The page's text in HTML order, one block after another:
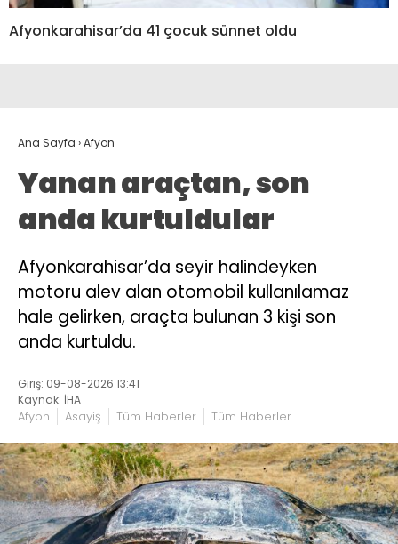
Afyonkarahisar’da 41 çocuk sünnet oldu
Ana Sayfa ›Afyon
Yanan araçtan, son
anda kurtuldular
Afyonkarahisar’da seyir halindeyken
motoru alev alan otomobil kullanılamaz
hale gelirken, araçta bulunan 3 kişi son
anda kurtuldu.
Giriş: 09-08-2026 13:41
Kaynak: İHA
Afyon Asayiş Tüm Haberler Tüm Haberler